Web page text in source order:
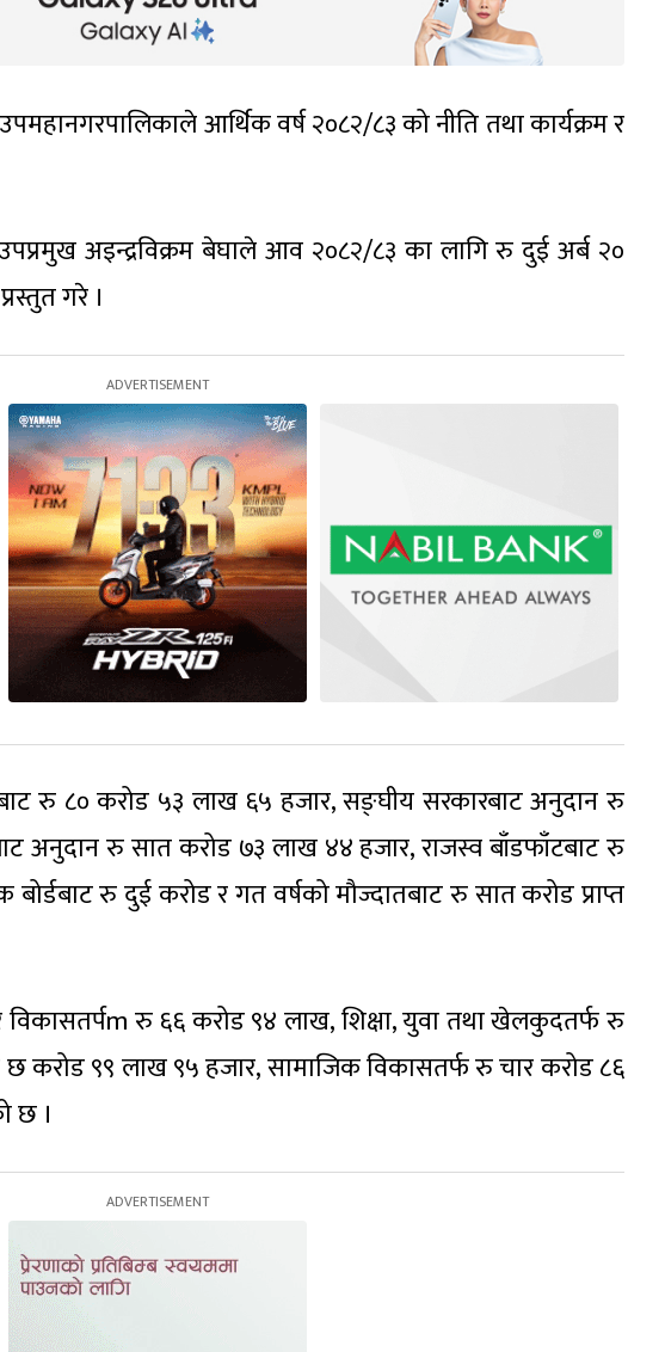
आर्थिक वर्ष २०८२/८३ को नीति तथा कार्यक्रम र
अइन्द्रविक्रम बेघाले आव २०८२/८३ का लागि रु दुई अर्ब २०
गरे ।
रु ८० करोड ५३ लाख ६५ हजार, सङ्घीय सरकारबाट अनुदान रु
अनुदान रु सात करोड ७३ लाख ४४ हजार, राजस्व बाँडफाँटबाट रु
रु दुई करोड र गत वर्षको मौज्दातबाट रु सात करोड प्राप्त
विकासतर्पm रु ६६ करोड ९४ लाख, शिक्षा, युवा तथा खेलकुदतर्फ रु
करोड ९९ लाख ९५ हजार, सामाजिक विकासतर्फ रु चार करोड ८६
छ ।